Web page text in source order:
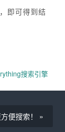
即可得到结
搜索引擎
便搜索！ »